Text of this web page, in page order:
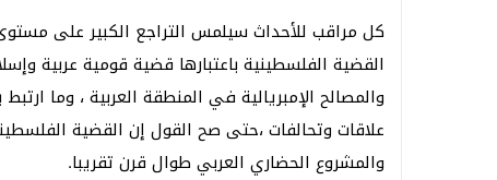
كل مراقب للأحداث سيلمس التراجع الكبير على مستوى
القضية الفلسطينية باعتبارها قضية قومية عربية
والمصالح الإمبريالية في المنطقة العربية ، وما
علاقات وتحالفات ،حتى صح القول إن القضية
والمشروع الحضاري العربي طوال قرن تقريبا.